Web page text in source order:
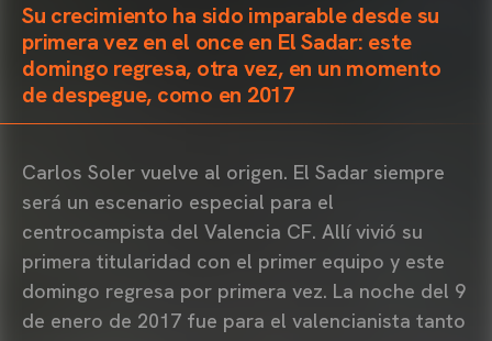
Su crecimiento ha sido imparable desde su
primera vez en el once en El Sadar: este
domingo regresa, otra vez, en un momento
de despegue, como en 2017
Carlos Soler vuelve al origen. El Sadar siempre
será un escenario especial para el
centrocampista del Valencia CF. Allí vivió su
primera titularidad con el primer equipo y este
domingo regresa por primera vez. La noche del 9
de enero de 2017 fue para el valencianista tanto